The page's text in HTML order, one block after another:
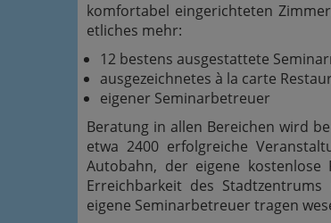
komfortabel eingerichteten
etliches mehr:
12 bestens ausgestattete
ausgezeichnetes à la carte
eigener Seminarbetreuer
Beratung in allen Bereichen wird
etwa 2400 erfolgreiche
Autobahn, der eigene
Erreichbarkeit des
eigene Seminarbetreuer tragen